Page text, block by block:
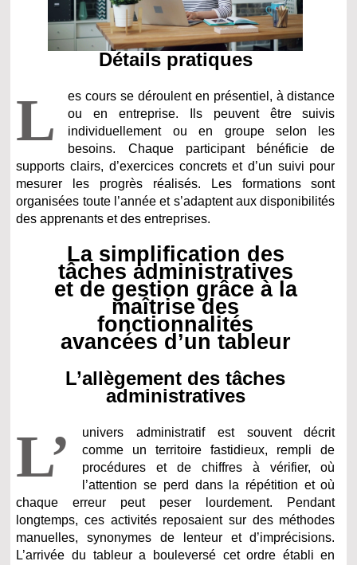
Détails pratiques
L
es cours se déroulent en présentiel, à distance
ou en entreprise. Ils peuvent être suivis
individuellement ou en groupe selon les
besoins. Chaque participant bénéficie de
supports clairs, d’exercices concrets et d’un suivi pour
mesurer les progrès réalisés. Les formations sont
organisées toute l’année et s’adaptent aux disponibilités
des apprenants et des entreprises.
La simplification des
tâches administratives
et de gestion grâce à la
maîtrise des
fonctionnalités
avancées d’un tableur
L’allègement des tâches
administratives
L’
univers administratif est souvent décrit
comme un territoire fastidieux, rempli de
procédures et de chiffres à vérifier, où
l’attention se perd dans la répétition et où
chaque erreur peut peser lourdement. Pendant
longtemps, ces activités reposaient sur des méthodes
manuelles, synonymes de lenteur et d’imprécisions.
L’arrivée du tableur a bouleversé cet ordre établi en